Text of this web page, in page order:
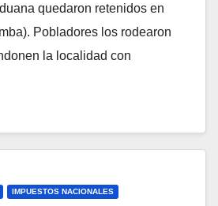
quedaron retenidos en
Pobladores los rodearon
la localidad con
IMPUESTOS NACIONALES